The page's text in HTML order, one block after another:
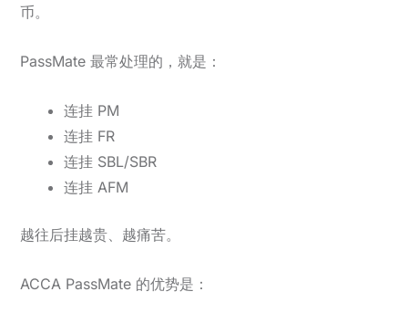
币。
PassMate 最常处理的，就是：
连挂 PM
连挂 FR
连挂 SBL/SBR
连挂 AFM
越往后挂越贵、越痛苦。
ACCA PassMate 的优势是：